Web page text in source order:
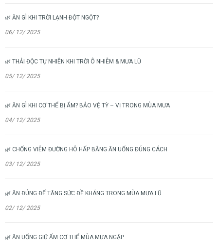
🌿 ĂN GÌ KHI TRỜI LẠNH ĐỘT NGỘT?
06/ 12/ 2025
🌿 THẢI ĐỘC TỰ NHIÊN KHI TRỜI Ô NHIỄM & MƯA LŨ
05/ 12/ 2025
🌿 ĂN GÌ KHI CƠ THỂ BỊ ẨM? BẢO VỆ TỲ – VỊ TRONG MÙA MƯA
04/ 12/ 2025
🌿 CHỐNG VIÊM ĐƯỜNG HÔ HẤP BẰNG ĂN UỐNG ĐÚNG CÁCH
03/ 12/ 2025
🌿 ĂN ĐÚNG ĐỂ TĂNG SỨC ĐỀ KHÁNG TRONG MÙA MƯA LŨ
02/ 12/ 2025
🌿 ĂN UỐNG GIỮ ẤM CƠ THỂ MÙA MƯA NGẬP